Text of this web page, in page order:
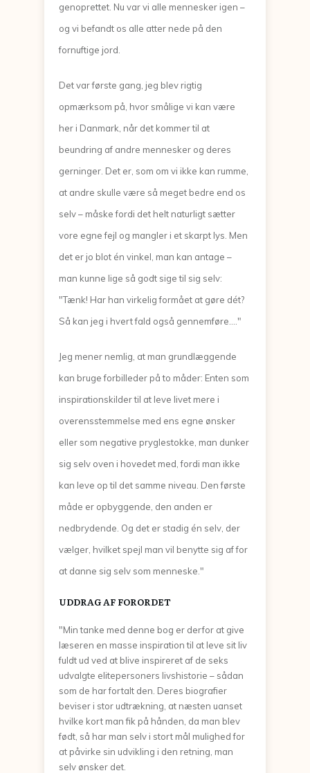
genoprettet. Nu var vi alle mennesker igen –
og vi befandt os alle atter nede på den
fornuftige jord.
Det var første gang, jeg blev rigtig
opmærksom på, hvor smålige vi kan være
her i Danmark, når det kommer til at
beundring af andre mennesker og deres
gerninger. Det er, som om vi ikke kan rumme,
at andre skulle være så meget bedre end os
selv – måske fordi det helt naturligt sætter
vore egne fejl og mangler i et skarpt lys. Men
det er jo blot én vinkel, man kan antage –
man kunne lige så godt sige til sig selv:
"Tænk! Har han virkelig formået at gøre dét?
Så kan jeg i hvert fald også gennemføre...."
Jeg mener nemlig, at man grundlæggende
kan bruge forbilleder på to måder: Enten som
inspirationskilder til at leve livet mere i
overensstemmelse med ens egne ønsker
eller som negative pryglestokke, man dunker
sig selv oven i hovedet med, fordi man ikke
kan leve op til det samme niveau. Den første
måde er opbyggende, den anden er
nedbrydende. Og det er stadig én selv, der
vælger, hvilket spejl man vil benytte sig af for
at danne sig selv som menneske."
UDDRAG AF FORORDET
"Min tanke med denne bog er derfor at give
læseren en masse inspiration til at leve sit liv
fuldt ud ved at blive inspireret af de seks
udvalgte elitepersoners livshistorie – sådan
som de har fortalt den. Deres biografier
beviser i stor udtrækning, at næsten uanset
hvilke kort man fik på hånden, da man blev
født, så har man selv i stort mål mulighed for
at påvirke sin udvikling i den retning, man
selv ønsker det.